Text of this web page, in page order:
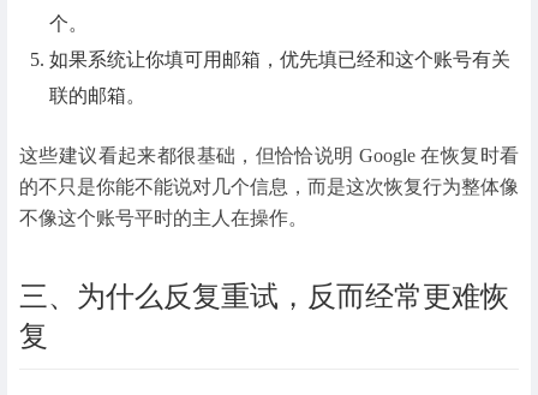
个。
如果系统让你填可用邮箱，优先填已经和这个账号有关
联的邮箱。
这些建议看起来都很基础，但恰恰说明 Google 在恢复时看
的不只是你能不能说对几个信息，而是这次恢复行为整体像
不像这个账号平时的主人在操作。
三、为什么反复重试，反而经常更难恢
复